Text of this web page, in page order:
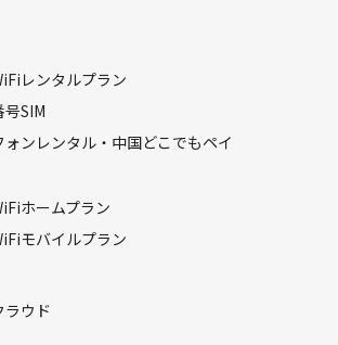
レンタルプラン
SIM
ンレンタル・中国どこでもペイ
ホームプラン
モバイルプラン
ウド